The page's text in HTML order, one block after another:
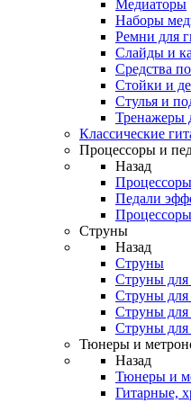
Медиаторы
Наборы
Ремни для
Слайды и
Средства
Стойки и
Стулья и
Тренажеры
Классические
Процессоры и
Назад
Педали
Струны
Назад
Струны
Струны для
Струны для
Струны для
Струны для
Тюнеры и
Назад
Тюнеры и
Гитарные,